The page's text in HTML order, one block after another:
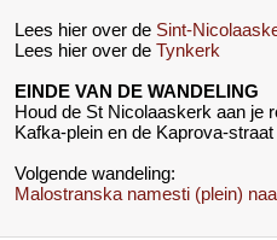
Lees hier over de Sint-
Lees hier over de Tynkerk
EINDE VAN DE WANDELING
Houd de St Nicolaaskerk aan je
Kafka-plein en de Kaprova-
Volgende wandeling:
Malostranska namesti (plein)